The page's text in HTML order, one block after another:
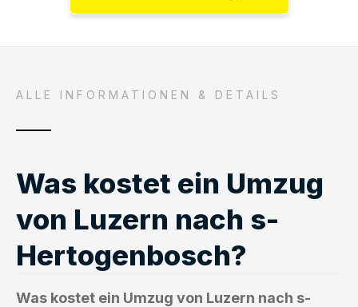
ALLE INFORMATIONEN & DETAILS
Was kostet ein Umzug
von Luzern nach s-
Hertogenbosch?
Was kostet ein Umzug von Luzern nach s-